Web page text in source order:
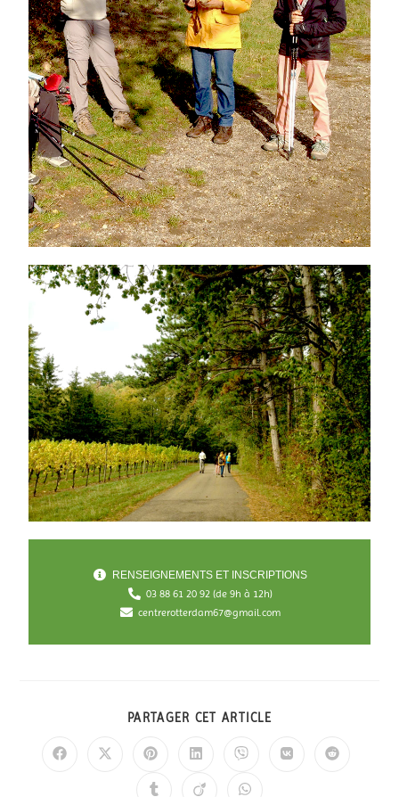
RENSEIGNEMENTS ET INSCRIPTIONS
03 88 61 20 92 (de 9h à 12h)​
centrerotterdam67@gmail.com
PARTAGER CET ARTICLE